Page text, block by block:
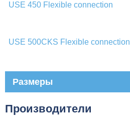
USE 450 Flexible connection
USE 500CKS Flexible connection
Размеры
Производители